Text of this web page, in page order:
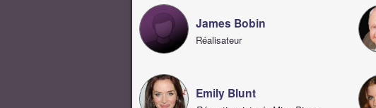
James Bobin
Réalisateur
Emily Blunt